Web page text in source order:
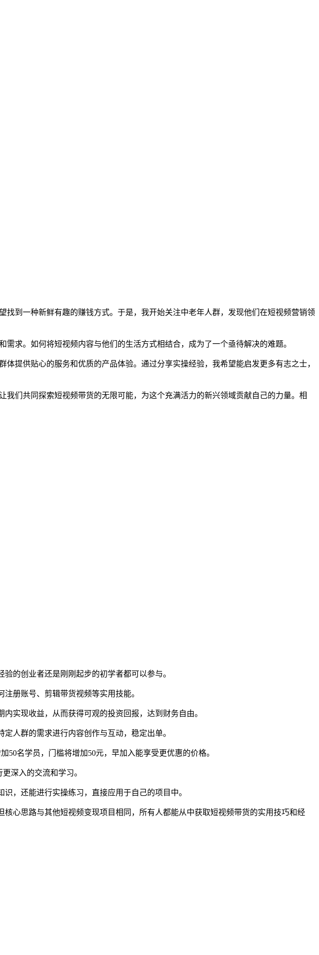
到一种新鲜有趣的赚钱方式。于是，我开始关注中老年人群，发现他们在短视频营销领
求。如何将短视频内容与他们的生活方式相结合，成为了一个亟待解决的难题。
提供贴心的服务和优质的产品体验。通过分享实操经验，我希望能启发更多有志之士，
们共同探索短视频带货的无限可能，为这个充满活力的新兴领域贡献自己的力量。相
的创业者还是刚刚起步的初学者都可以参与。
册账号、剪辑带货视频等实用技能。
实现收益，从而获得可观的投资回报，达到财务自由。
人群的需求进行内容创作与互动，稳定出单。
50名学员，门槛将增加50元，早加入能享受更优惠的价格。
深入的交流和学习。
，还能进行实操练习，直接应用于自己的项目中。
心思路与其他短视频变现项目相同，所有人都能从中获取短视频带货的实用技巧和经